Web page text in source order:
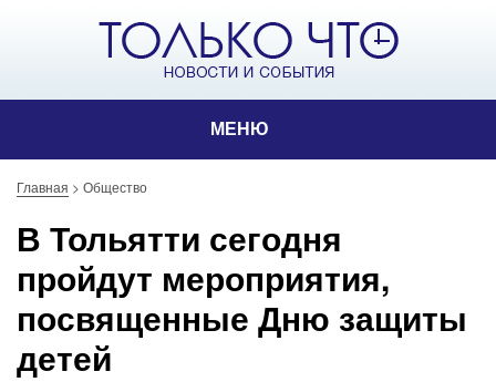
МЕНЮ
Главная > Общество
В Тольятти сегодня
пройдут мероприятия,
посвященные Дню защиты
детей